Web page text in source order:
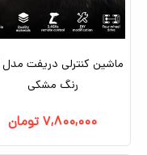
رنگ مشکی
۷,۸۰۰,۰۰۰ تومان